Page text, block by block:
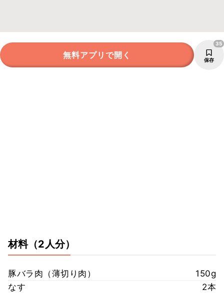
無料アプリで開く 保存
35
材料（2人分）
豚バラ肉（薄切り肉）
150g
なす
2本